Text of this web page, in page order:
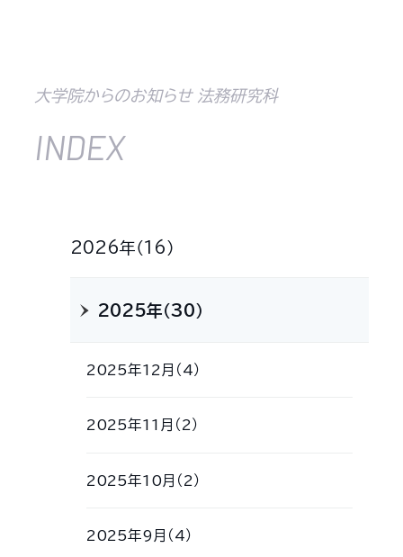
大学院からのお知らせ 法務研究科
INDEX
2026年（16）
2025年（30）
2025年12月（4）
2025年11月（2）
2025年10月（2）
2025年9月（4）